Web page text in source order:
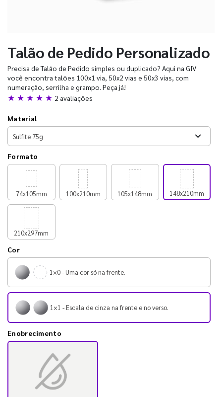
Talão de Pedido Personalizado
Precisa de Talão de Pedido simples ou duplicado? Aqui na GIV
você encontra talões 100x1 via, 50x2 vias e 50x3 vias, com
numeração, serrilha e grampo. Peça já!
★ ★ ★ ★ ★ 2 avaliações
Material
Formato
74x105mm 100x210mm 105x148mm 148x210mm
210x297mm
Cor
1×0 - Uma cor só na frente.
1×1 - Escala de cinza na frente e no verso.
Enobrecimento